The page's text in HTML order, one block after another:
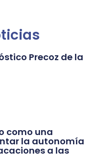
Precoz de la
como una
la autonomía
a las